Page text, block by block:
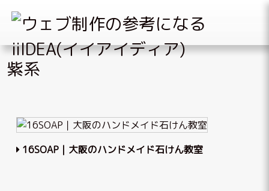
Skip
to
content
紫系
16SOAP｜大阪のハンドメイド石けん教室